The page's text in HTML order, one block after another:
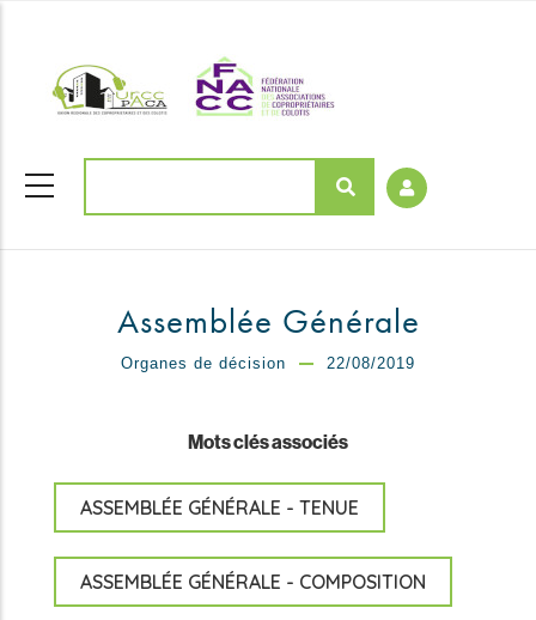
contenu
principal
Assemblée Générale
Organes de décision 22/08/2019
Mots clés associés
ASSEMBLÉE GÉNÉRALE - TENUE
ASSEMBLÉE GÉNÉRALE - COMPOSITION